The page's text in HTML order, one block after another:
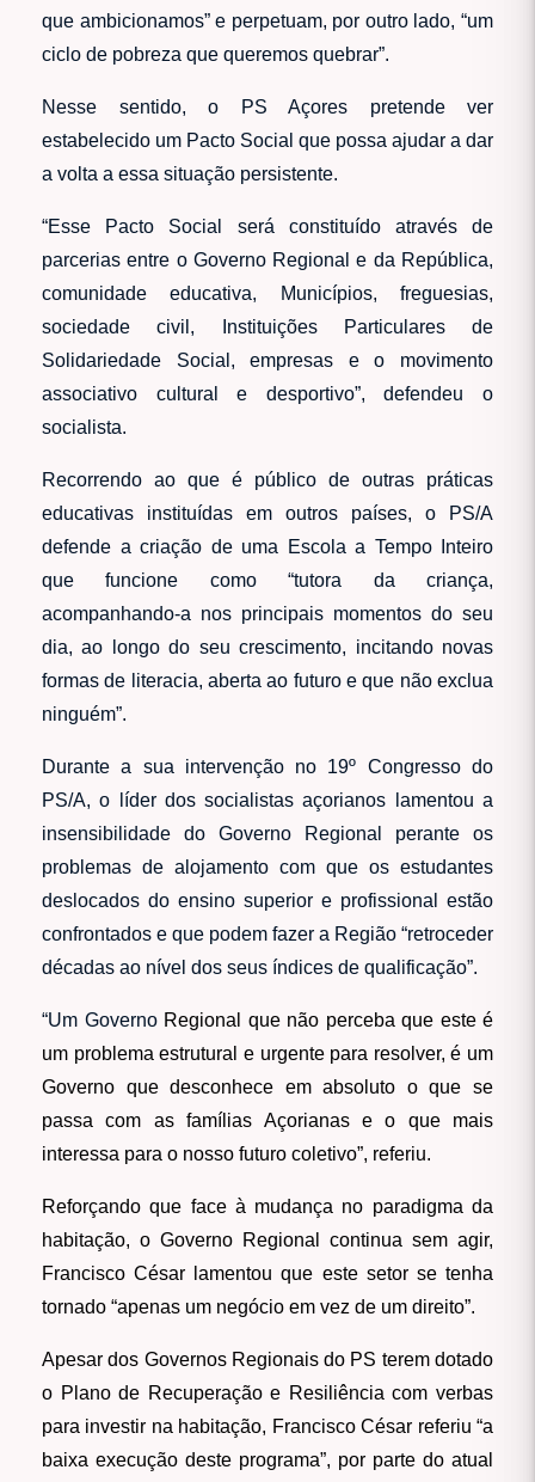
que ambicionamos” e perpetuam, por outro lado, “um
ciclo de pobreza que queremos quebrar”.
Nesse sentido, o PS Açores pretende ver
estabelecido um Pacto Social que possa ajudar a dar
a volta a essa situação persistente.
“Esse Pacto Social será constituído através de
parcerias entre o Governo Regional e da República,
comunidade educativa, Municípios, freguesias,
sociedade civil, Instituições Particulares de
Solidariedade Social, empresas e o movimento
associativo cultural e desportivo”, defendeu o
socialista.
Recorrendo ao que é público de outras práticas
educativas instituídas em outros países, o PS/A
defende a criação de uma Escola a Tempo Inteiro
que funcione como “tutora da criança,
acompanhando-a nos principais momentos do seu
dia, ao longo do seu crescimento, incitando novas
formas de literacia, aberta ao futuro e que não exclua
ninguém”.
Durante a sua intervenção no 19º Congresso do
PS/A, o líder dos socialistas açorianos lamentou a
insensibilidade do Governo Regional perante os
problemas de alojamento com que os estudantes
deslocados do ensino superior e profissional estão
confrontados e que podem fazer a Região “retroceder
décadas ao nível dos seus índices de qualificação”.
“Um Governo Regional que não perceba que este é
um problema estrutural e urgente para resolver, é um
Governo que desconhece em absoluto o que se
passa com as famílias Açorianas e o que mais
interessa para o nosso futuro coletivo”, referiu.
Reforçando que face à mudança no paradigma da
habitação, o Governo Regional continua sem agir,
Francisco César lamentou que este setor se tenha
tornado “apenas um negócio em vez de um direito”.
Apesar dos Governos Regionais do PS terem dotado
o Plano de Recuperação e Resiliência com verbas
para investir na habitação, Francisco César referiu “a
baixa execução deste programa”, por parte do atual